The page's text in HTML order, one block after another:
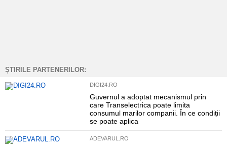
ȘTIRILE PARTENERILOR:
DIGI24.RO
Guvernul a adoptat mecanismul prin
care Transelectrica poate limita
consumul marilor companii. În ce condiții
se poate aplica
ADEVARUL.RO